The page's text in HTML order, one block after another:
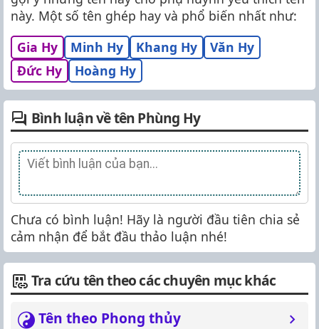
này. Một số tên ghép hay và phổ biến nhất như:
Gia Hy
Minh Hy Khang Hy
Văn Hy
Đức Hy
Hoàng Hy
Bình luận về tên Phùng Hy
Chưa có bình luận! Hãy là người đầu tiên chia sẻ
cảm nhận để bắt đầu thảo luận nhé!
Tra cứu tên theo các chuyên mục khác
Tên theo Phong thủy